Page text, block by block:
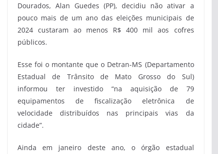
Dourados, Alan Guedes (PP), decidiu não ativar a
pouco mais de um ano das eleições municipais de
2024 custaram ao menos R$ 400 mil aos cofres
públicos.
Esse foi o montante que o Detran-MS (Departamento
Estadual de Trânsito de Mato Grosso do Sul)
informou ter investido “na aquisição de 79
equipamentos de fiscalização eletrônica de
velocidade distribuídos nas principais vias da
cidade”.
Ainda em janeiro deste ano, o órgão estadual